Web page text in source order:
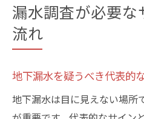
漏水調査が必要な
流れ
地下漏水を疑うべき代表的
地下漏水は目に見えない場所